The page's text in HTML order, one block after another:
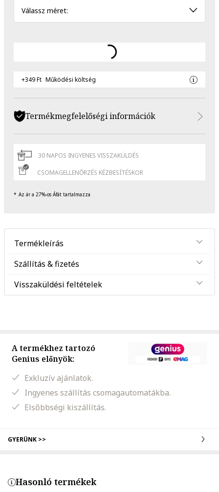
Válassz méret:
+349 Ft Működési költség
Termékmegfelelőségi információk
30 NAPOS INGYENES VISSZAKÜLDÉS
CSOMAGELLENŐRZÉS KÉZBESÍTÉSKOR
Az ár a 27%-os Áfát tartalmazza
Termékleírás
Szállítás & fizetés
Visszaküldési feltételek
A termékhez tartozó
Genius előnyök:
Exkluzív ajánlatok.
Ingyenes szállítás csomagautomatákba.
Elsőbbségi kiszállítás.
GYERÜNK >>
Hasonló termékek